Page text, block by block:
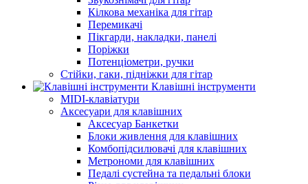
Кілкова механіка для гітар
Перемикачі
Пікгарди, накладки, панелі
Поріжки
Потенціометри, ручки
Стійки, гаки, підніжки для гітар
Клавішні інструменти
MIDI-клавіатури
Аксесуари для клавішних
Аксесуар Банкетки
Блоки живлення для клавішних
Комбопідсилювачі для клавішних
Метрономи для клавішних
Педалі сустейна та педальні блоки